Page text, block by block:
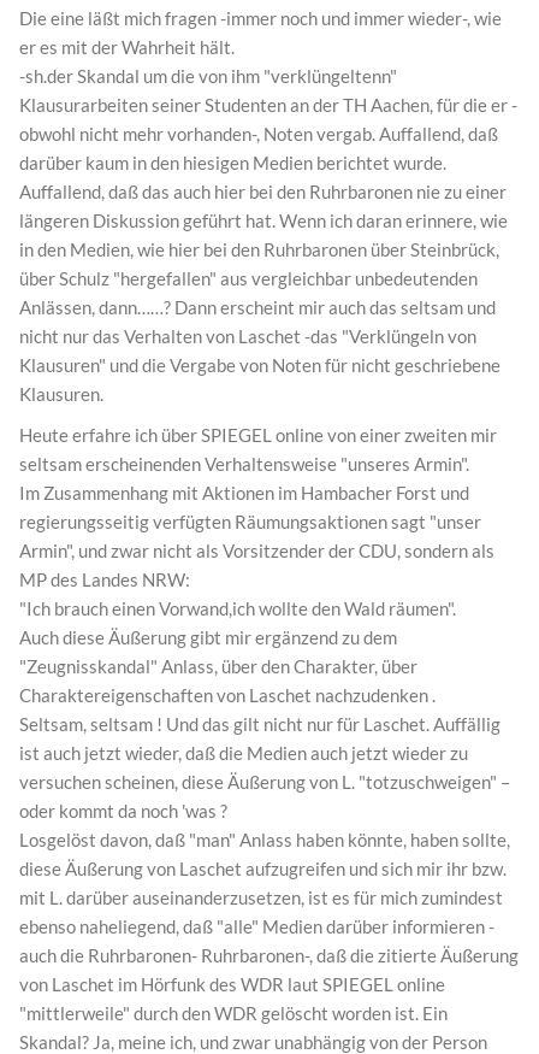
Die eine läßt mich fragen -immer noch und immer wieder-, wie
er es mit der Wahrheit hält.
-sh.der Skandal um die von ihm "verklüngeltenn"
Klausurarbeiten seiner Studenten an der TH Aachen, für die er -
obwohl nicht mehr vorhanden-, Noten vergab. Auffallend, daß
darüber kaum in den hiesigen Medien berichtet wurde.
Auffallend, daß das auch hier bei den Ruhrbaronen nie zu einer
längeren Diskussion geführt hat. Wenn ich daran erinnere, wie
in den Medien, wie hier bei den Ruhrbaronen über Steinbrück,
über Schulz "hergefallen" aus vergleichbar unbedeutenden
Anlässen, dann……? Dann erscheint mir auch das seltsam und
nicht nur das Verhalten von Laschet -das "Verklüngeln von
Klausuren" und die Vergabe von Noten für nicht geschriebene
Klausuren.
Heute erfahre ich über SPIEGEL online von einer zweiten mir
seltsam erscheinenden Verhaltensweise "unseres Armin".
Im Zusammenhang mit Aktionen im Hambacher Forst und
regierungsseitig verfügten Räumungsaktionen sagt "unser
Armin", und zwar nicht als Vorsitzender der CDU, sondern als
MP des Landes NRW:
"Ich brauch einen Vorwand,ich wollte den Wald räumen".
Auch diese Äußerung gibt mir ergänzend zu dem
"Zeugnisskandal" Anlass, über den Charakter, über
Charaktereigenschaften von Laschet nachzudenken .
Seltsam, seltsam ! Und das gilt nicht nur für Laschet. Auffällig
ist auch jetzt wieder, daß die Medien auch jetzt wieder zu
versuchen scheinen, diese Äußerung von L. "totzuschweigen" –
oder kommt da noch 'was ?
Losgelöst davon, daß "man" Anlass haben könnte, haben sollte,
diese Äußerung von Laschet aufzugreifen und sich mir ihr bzw.
mit L. darüber auseinanderzusetzen, ist es für mich zumindest
ebenso naheliegend, daß "alle" Medien darüber informieren -
auch die Ruhrbaronen- Ruhrbaronen-, daß die zitierte Äußerung
von Laschet im Hörfunk des WDR laut SPIEGEL online
"mittlerweile" durch den WDR gelöscht worden ist. Ein
Skandal? Ja, meine ich, und zwar unabhängig von der Person